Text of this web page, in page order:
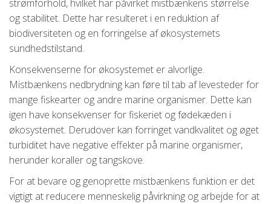
strømforhold, hvilket har påvirket mistbænkens størrelse
og stabilitet. Dette har resulteret i en reduktion af
biodiversiteten og en forringelse af økosystemets
sundhedstilstand.
Konsekvenserne for økosystemet er alvorlige.
Mistbænkens nedbrydning kan føre til tab af levesteder for
mange fiskearter og andre marine organismer. Dette kan
igen have konsekvenser for fiskeriet og fødekæden i
økosystemet. Derudover kan forringet vandkvalitet og øget
turbiditet have negative effekter på marine organismer,
herunder koraller og tangskove.
For at bevare og genoprette mistbænkens funktion er det
vigtigt at reducere menneskelig påvirkning og arbejde for at